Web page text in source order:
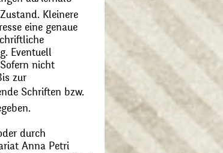
Kleinere
eine genaue
Eventuell
nicht
zur
Schriften bzw.
durch
Anna Petri